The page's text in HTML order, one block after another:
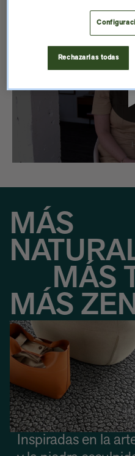
MÁS
MÁS
MÁS
Inspiradas en la
Rechazarlas todas